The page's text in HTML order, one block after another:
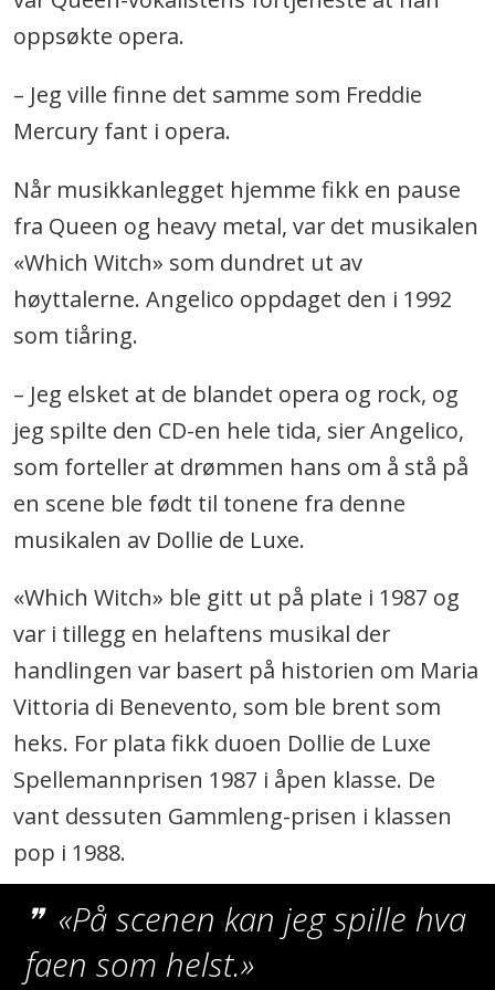
oppsøkte opera.
– Jeg ville finne det samme som Freddie
Mercury fant i opera.
Når musikkanlegget hjemme fikk en pause
fra Queen og heavy metal, var det musikalen
«Which Witch» som dundret ut av
høyttalerne. Angelico oppdaget den i 1992
som tiåring.
– Jeg elsket at de blandet opera og rock, og
jeg spilte den CD-en hele tida, sier Angelico,
som forteller at drømmen hans om å stå på
en scene ble født til tonene fra denne
musikalen av Dollie de Luxe.
«Which Witch» ble gitt ut på plate i 1987 og
var i tillegg en helaftens musikal der
handlingen var basert på historien om Maria
Vittoria di Benevento, som ble brent som
heks. For plata fikk duoen Dollie de Luxe
Spellemannprisen 1987 i åpen klasse. De
vant dessuten Gammleng-prisen i klassen
pop i 1988.
«På scenen kan jeg spille hva
faen som helst.»